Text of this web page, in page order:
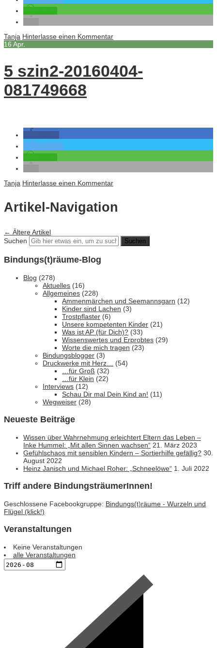
Tanja Hinterlasse einen Kommentar
16 Apr.
5 szin2-20160404-
081749668
Tanja Hinterlasse einen Kommentar
Artikel-Navigation
← Ältere Artikel
Suchen
Bindungs(t)räume-Blog
Blog (278)
Aktuelles (16)
Allgemeines (228)
Ammenmärchen und Seemannsgarn (12)
Kinder sind Lachen (3)
Trostpflaster (6)
Unsere kompetenten Kinder (21)
Was ist AP (für Dich)? (33)
Wissenswertes und Erprobtes (29)
Worte die mich tragen (23)
Bindungsblogger (3)
Druckwerke mit Herz…
(54)
…für Groß (32)
…für Klein (22)
Interviews (12)
Schau Dir mal Dein Kind an! (11)
Wegweiser (28)
Neueste Beiträge
Wissen über Wahrnehmung erleichtert Eltern das Leben –
Inke Hummel: „Mit allen Sinnen wachsen“ 21. März 2023
Gefühlschaos mit sensiblen Kindern – Sortierhilfe gefällig? 30.
August 2022
Heinz Janisch und Michael Roher: „Schneelöwe“ 1. Juli 2022
Triff andere BindungsträumerInnen!
Geschlossene Facebookgruppe: Bindungs(t)räume - Wurzeln und
Flügel (klick!)
Veranstaltungen
Keine Veranstaltungen
alle Veranstaltungen